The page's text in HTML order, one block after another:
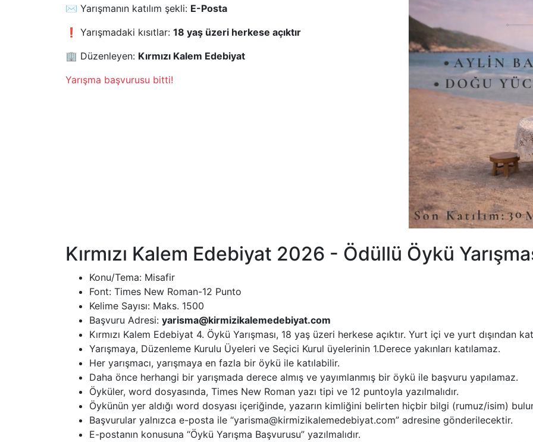
✉️ Yarışmanın katılım şekli: E-Posta
❗ Yarışmadaki kısıtlar: 18 yaş üzeri herkese açıktır
🏢 Düzenleyen: Kırmızı Kalem Edebiyat
Yarışma başvurusu bitti!
Kırmızı Kalem Edebiyat 2026 - Ödüllü Öykü
Konu/Tema: Misafir
Font: Times New Roman-12 Punto
Kelime Sayısı: Maks. 1500
Başvuru Adresi: yarisma@kirmizikalemedebiyat.com
Kırmızı Kalem Edebiyat 4. Öykü Yarışması, 18 yaş üzeri herkese açıktır. Yurt içi ve yurt dışından
Yarışmaya, Düzenleme Kurulu Üyeleri ve Seçici Kurul üyelerinin 1.Derece yakınları katılamaz.
Her yarışmacı, yarışmaya en fazla bir öykü ile katılabilir.
Daha önce herhangi bir yarışmada derece almış ve yayımlanmış bir öykü ile başvuru yapılamaz.
Öyküler, word dosyasında, Times New Roman yazı tipi ve 12 puntoyla yazılmalıdır.
Öykünün yer aldığı word dosyası içeriğinde, yazarın kimliğini belirten hiçbir bilgi (rumuz/isim)
Başvurular yalnızca e-posta ile “yarisma@kirmizikalemedebiyat.com” adresine gönderilecektir.
E-postanın konusuna “Öykü Yarışma Başvurusu” yazılmalıdır.